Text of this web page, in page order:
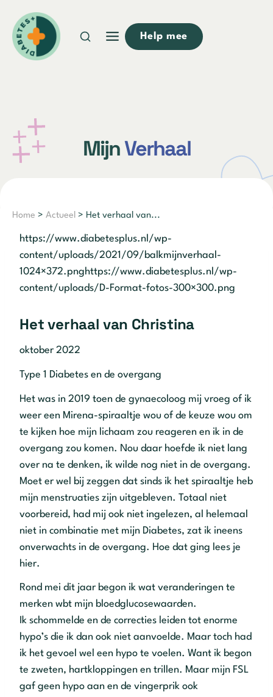
naar
inhoud
Help mee
MijnVerhaal
Home > Actueel > Het verhaal van...
https://www.diabetesplus.nl/wp-
content/uploads/2021/09/balkmijnverhaal-
1024×372.pnghttps://www.diabetesplus.nl/wp-
content/uploads/D-Format-fotos-300×300.png
Het verhaal van Christina
oktober 2022
Type 1 Diabetes en de overgang
Het was in 2019 toen de gynaecoloog mij vroeg of ik
weer een Mirena-spiraaltje wou of de keuze wou om
te kijken hoe mijn lichaam zou reageren en ik in de
overgang zou komen. Nou daar hoefde ik niet lang
over na te denken, ik wilde nog niet in de overgang.
Moet er wel bij zeggen dat sinds ik het spiraaltje heb
mijn menstruaties zijn uitgebleven. Totaal niet
voorbereid, had mij ook niet ingelezen, al helemaal
niet in combinatie met mijn Diabetes, zat ik ineens
onverwachts in de overgang. Hoe dat ging lees je
hier.
Rond mei dit jaar begon ik wat veranderingen te
merken wbt mijn bloedglucosewaarden.
Ik schommelde en de correcties leiden tot enorme
hypo’s die ik dan ook niet aanvoelde. Maar toch had
ik het gevoel wel een hypo te voelen. Want ik begon
te zweten, hartkloppingen en trillen. Maar mijn FSL
gaf geen hypo aan en de vingerprik ook